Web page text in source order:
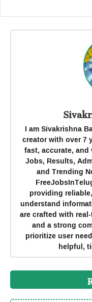
I am Sivakrishna
creator with over 7
fast, accurate,
Jobs, Results,
and Trending
providing
understand
are crafted with
and a strong
prioritize user
helpful,